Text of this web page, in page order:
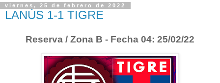
viernes, 25 de febrero de 2022
LANÚS 1-1 TIGRE
Reserva / Zona B - Fecha 04: 25/02/22